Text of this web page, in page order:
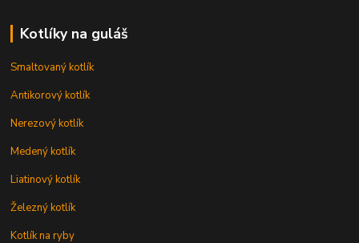
Kotlíky na guláš
Smaltovaný kotlík
Antikorový kotlík
Nerezový kotlík
Medený kotlík
Liatinový kotlík
Železný kotlík
Kotlík na ryby